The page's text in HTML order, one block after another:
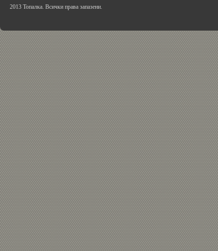
2013 Топалка. Всички права запазени.